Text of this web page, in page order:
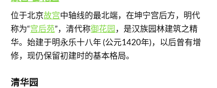
位于北京故宫中轴线的最北端，在坤宁宫后方，明代
称为“宫后苑”，清代称御花园，是汉族园林建筑之精
华。始建于明永乐十八年 (公元1420年)，以后曾有增
修，现仍保留初建时的基本格局。
清华园